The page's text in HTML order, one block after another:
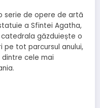
serie de opere de artă
a Sfintei Agatha,
găzduiește o
pe tot parcursul anului,
dintre cele mai